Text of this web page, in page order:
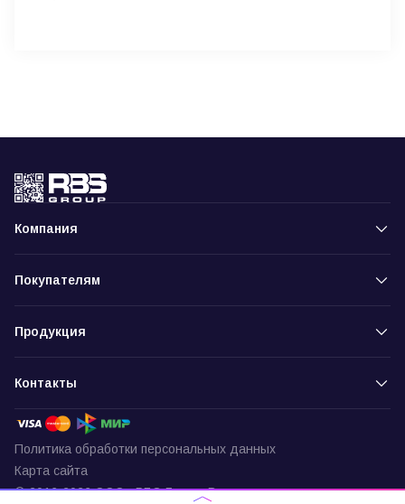
Компания
Покупателям
Продукция
Контакты
Политика обработки персональных данных
Карта сайта
© 2016-2026 ООО «РБС-Групп» Все права защищены